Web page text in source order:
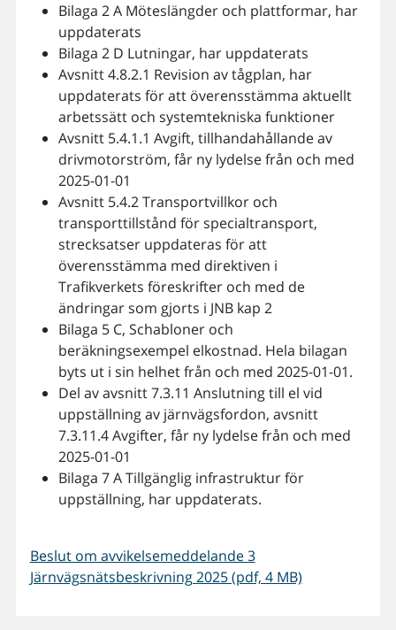
Bilaga 2 A Möteslängder och plattformar, har
uppdaterats
Bilaga 2 D Lutningar, har uppdaterats
Avsnitt 4.8.2.1 Revision av tågplan, har
uppdaterats för att överensstämma aktuellt
arbetssätt och systemtekniska funktioner
Avsnitt 5.4.1.1 Avgift, tillhandahållande av
drivmotorström, får ny lydelse från och med
2025-01-01
Avsnitt 5.4.2 Transportvillkor och
transporttillstånd för specialtransport,
strecksatser uppdateras för att
överensstämma med direktiven i
Trafikverkets föreskrifter och med de
ändringar som gjorts i JNB kap 2
Bilaga 5 C, Schabloner och
beräkningsexempel elkostnad. Hela bilagan
byts ut i sin helhet från och med 2025-01-01.
Del av avsnitt 7.3.11 Anslutning till el vid
uppställning av järnvägsfordon, avsnitt
7.3.11.4 Avgifter, får ny lydelse från och med
2025-01-01
Bilaga 7 A Tillgänglig infrastruktur för
uppställning, har uppdaterats.
Beslut om avvikelsemeddelande 3
Järnvägsnätsbeskrivning 2025 (pdf, 4 MB)